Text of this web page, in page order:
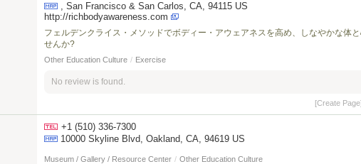
, San Francisco & San Carlos, CA, 94115 US
http://richbodyawareness.com
フェルデンクライス・メソッドでボディー・アウェアネスを高め、しなやかな体
せんか?
Other Education Culture / Exercise
No review is found.
[Create Page]
+1 (510) 336-7300
10000 Skyline Blvd, Oakland, CA, 94619 US
Museum / Gallery / Resource Center / Other Education Culture